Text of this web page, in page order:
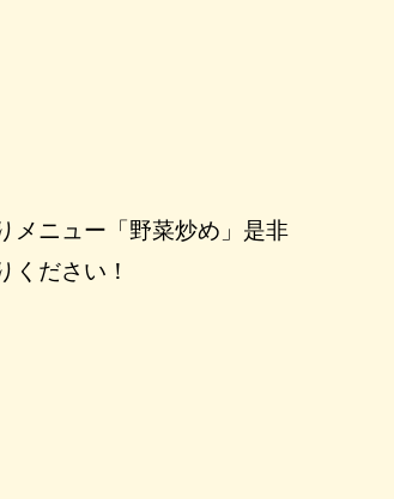
メニュー「野菜炒め」是非
ください！